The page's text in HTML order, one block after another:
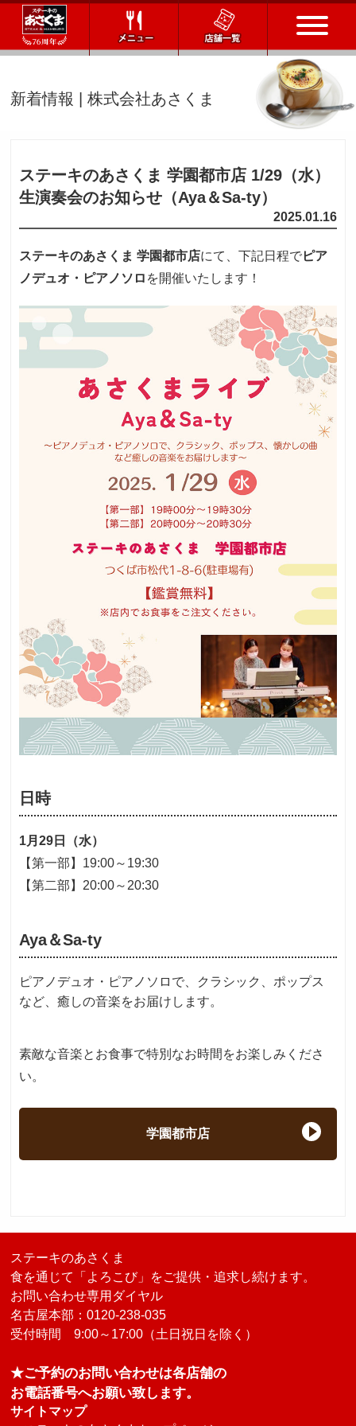
メニュー
会社概要
IR情報
通販サイト
お問い合わせ
採用トップ
新卒採用
中途採用
新着情報 | 株式会社あさくま
ステーキのあさくま 学園都市店 1/29（水）
生演奏会のお知らせ（Aya＆Sa-ty）
2025.01.16
ステーキのあさくま 学園都市店にて、下記日程でピア
ノデュオ・ピアノソロ を開催いたします！
日時
1月29日（水）
【第一部】19:00～19:30
【第二部】20:00～20:30
Aya＆Sa-ty
ピアノデュオ・ピアノソロで、クラシック、ポップス
など、癒しの音楽をお届けします。
素敵な音楽とお食事で特別なお時間をお楽しみくださ
い。
学園都市店
ステーキのあさくま
食を通じて「よろこび」をご提供・追求し続けます。
お問い合わせ専用ダイヤル
名古屋本部：0120-238-035
受付時間 9:00～17:00（土日祝日を除く）
★ご予約のお問い合わせは各店舗の
お電話番号へお願い致します。
サイトマップ